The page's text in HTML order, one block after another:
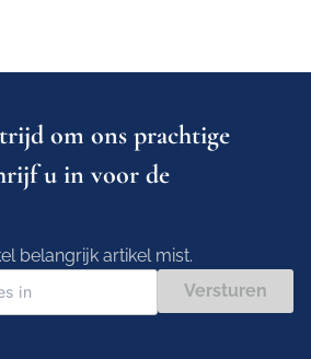
om ons prachtige
u in voor de
belangrijk artikel mist.
Versturen